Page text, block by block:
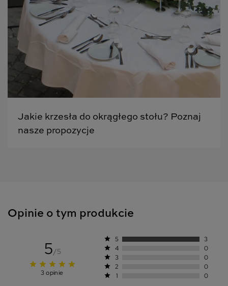
Jakie krzesła do okrągłego stołu? Poznaj
nasze propozycje
Opinie o tym produkcie
5/5
star star star star star
3 opinie
star 5 3
star 4 0
star 3 0
star 2 0
star 1 0